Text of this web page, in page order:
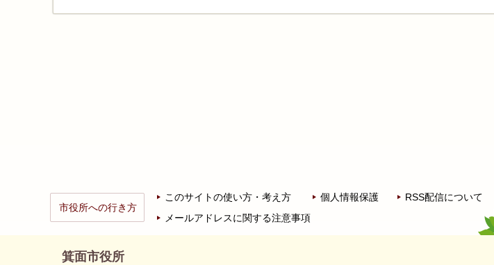
市役所への行き方
このサイトの使い方・考え方 個人情報保護
RSS配信について
メールアドレスに関する注意事項
箕面市役所